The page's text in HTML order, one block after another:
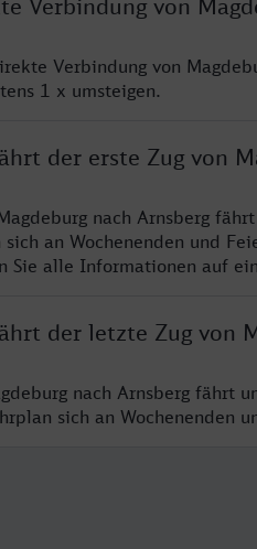
Verbindung von
Verbindung von
1 x umsteigen.
der erste Zug von
nach Arnsberg
an Wochenenden und
Sie alle Informationen auf
der letzte Zug von
nach Arnsberg fährt
sich an Wochenenden